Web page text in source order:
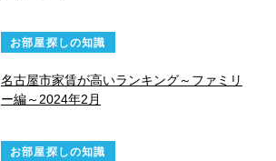
お部屋探しの知識
名古屋市家賃が高いランキング～ファミリ
ー編～2024年2月
お部屋探しの知識